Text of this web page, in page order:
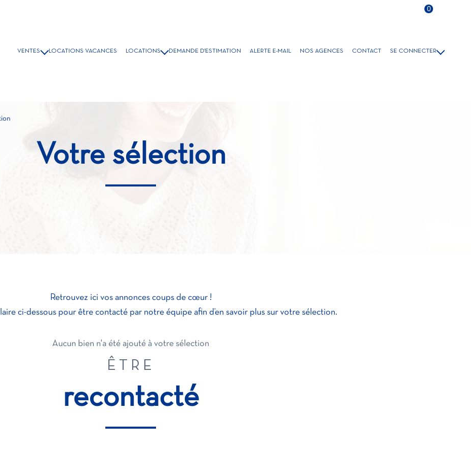
0
VENTES LOCATIONS VACANCES LOCATIONS DEMANDE D'ESTIMATION ALERTE E-MAIL NOS AGENCES CONTACT SE CONNECTER
Votre sélection
Retrouvez ici vos annonces coups de cœur !
ci-dessous pour être contacté par notre équipe afin d’en savoir plus sur votre sélection.
Aucun bien n'a été ajouté à votre sélection
ÊTRE
recontacté